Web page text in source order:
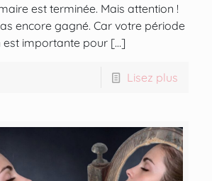
est terminée. Mais attention !
encore gagné. Car votre période
est importante pour […]
Lisez plus